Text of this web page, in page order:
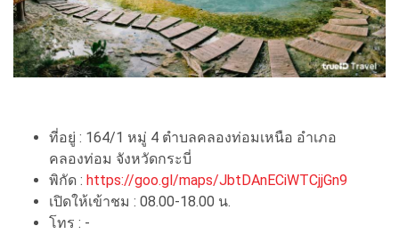
ที่อยู่ : 164/1 หมู่ 4 ตำบลคลองท่อมเหนือ อำเภอ
คลองท่อม จังหวัดกระบี่
พิกัด : https://goo.gl/maps/JbtDAnECiWTCjjGn9
เปิดให้เข้าชม : 08.00-18.00 น.
โทร : -